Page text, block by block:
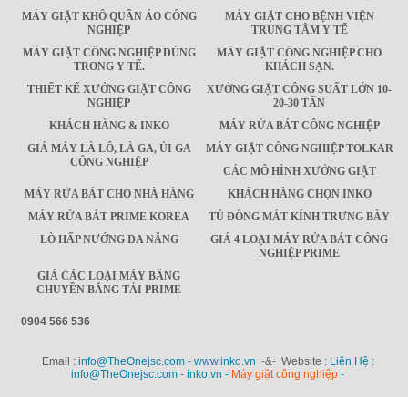
MÁY GIẶT KHÔ QUẦN ÁO CÔNG
NGHIỆP
MÁY GIẶT CHO BỆNH VIỆN
TRUNG TÂM Y TẾ
MÁY GIẶT CÔNG NGHIỆP DÙNG
TRONG Y TẾ.
MÁY GIẶT CÔNG NGHIỆP CHO
KHÁCH SẠN.
THIẾT KẾ XƯỞNG GIẶT CÔNG
NGHIỆP
XƯỞNG GIẶT CÔNG SUẤT LỚN 10-
20-30 TẤN
KHÁCH HÀNG & INKO
MÁY RỬA BÁT CÔNG NGHIỆP
GIÁ MÁY LÀ LÔ, LÀ GA, ỦI GA
CÔNG NGHIỆP
MÁY GIẶT CÔNG NGHIỆP TOLKAR
CÁC MÔ HÌNH XƯỞNG GIẶT
MÁY RỬA BÁT CHO NHÀ HÀNG
KHÁCH HÀNG CHỌN INKO
MÁY RỬA BÁT PRIME KOREA
TỦ ĐÔNG MÁT KÍNH TRƯNG BÀY
LÒ HẤP NƯỚNG ĐA NĂNG
GIÁ 4 LOẠI MÁY RỬA BÁT CÔNG
NGHIỆP PRIME
GIÁ CÁC LOẠI MÁY BĂNG
CHUYỀN BĂNG TẢI PRIME
0904 566 536
Email : info@TheOnejsc.com - www.inko.vn -&- Website : Liên Hệ :
info@TheOnejsc.com - inko.vn - Máy giặt công nghiệp -